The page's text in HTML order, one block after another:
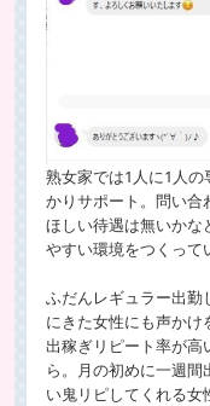
熟女家では1人に1人
かりサポート。問い合
ほしい待遇は無いかな
やすい環境をつくって
ふだんレギュラー出勤
にきた女性にも声かけ
出稼ぎリピート率が高
ら。月の初めに一週
い鬼リピしてくれる女